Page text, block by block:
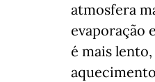
atmosfera
evaporação
é mais